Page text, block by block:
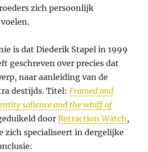
zich persoonlijk
is dat Diederik Stapel in 1999
geschreven over precies dat
naar aanleiding van de
destijds. Titel:Framed and
salience and the whiff of
doorRetraction Watch,
zich specialiseert in dergelijke